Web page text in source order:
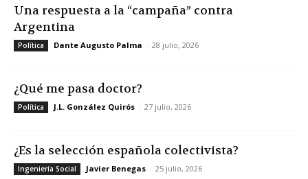
Una respuesta a la “campaña” contra
Argentina
Política Dante Augusto Palma - 28 julio, 2026
¿Qué me pasa doctor?
Política J.L. González Quirós - 27 julio, 2026
¿Es la selección española colectivista?
Ingeniería Social Javier Benegas - 25 julio, 2026